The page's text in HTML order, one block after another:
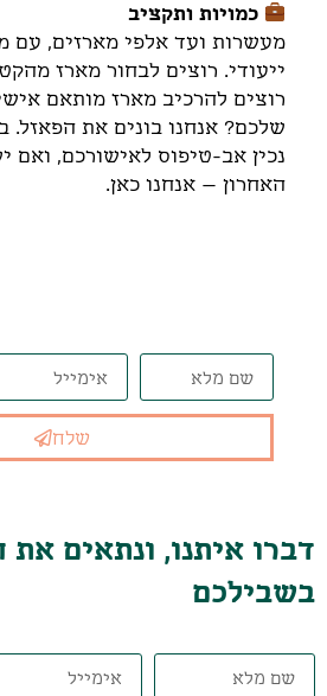
כמויות ותקציב
מעשרות ועד אלפי מארזים, עם
ייעודי. רוצים לבחור מארז
רוצים להרכיב מארז מותאם
שלכם? אנחנו בונים את הפאזל.
נכין אב-טיפוס לאישורכם, ואם
האחרון – אנחנו כאן.
שלח
דברו איתנו, ונתאים
בשבילכם